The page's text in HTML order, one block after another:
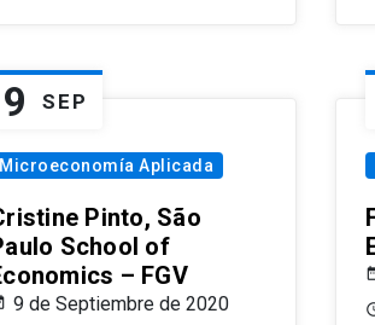
9 SEP
Microeconomía Aplicada
Pinto, São
School of
– FGV
9 de Septiembre de 2020